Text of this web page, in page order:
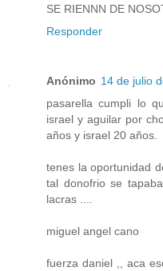
SE RIENNN DE
Responder
Anónimo 14 de julio
pasarella cumpli lo
israel y aguilar por
años y israel 20 años.
tenes la oportunidad
tal donofrio se
lacras ....
miguel angel cano
fuerza daniel ,, aca